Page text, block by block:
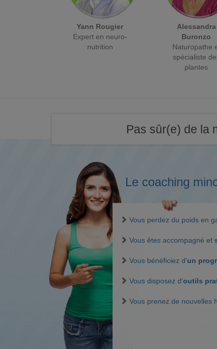
Yann Rougier
Expert en neuro-
nutrition
Alessandra
Buronzo
Naturopathe
spécialiste
plantes
Pas sûr(e) de la
Le coaching
Vous perdez du poids en
Vous êtes accompagné et
Vous bénéficiez d'un
Vous disposez d'outils
Vous prenez de nouvelles